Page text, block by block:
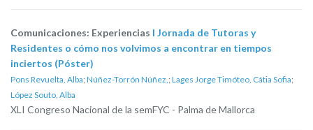
Comunicaciones: Experiencias I Jornada de Tutoras y
Residentes o cómo nos volvimos a encontrar en tiempos
inciertos (Póster)
Pons Revuelta, Alba; Núñez-Torrón Núñez,; Lages Jorge Timóteo, Cátia Sofia;
López Souto, Alba
XLI Congreso Nacional de la semFYC - Palma de Mallorca